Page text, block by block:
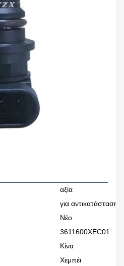
αξία
για αντικατάσταση/
Νέο
3611600XEC01
Κίνα
Χεμπέι